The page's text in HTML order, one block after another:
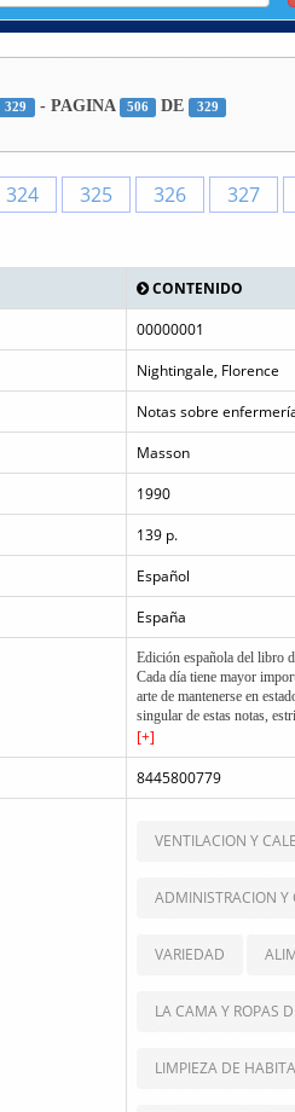
329 - PAGINA 506 DE 329
324 325 326 327
CONTENIDO
00000001
Nightingale, Florence
Notas sobre
Masson
1990
139 p.
Español
España
Edición española del libro
Cada día tiene mayor
arte de mantenerse en
singular de estas notas,
los enfermos, que tienen
conclusiones de más de
ejercicio de su profesión,
[+]
8445800779
VENTILACION Y
ADMINISTRACION Y
VARIEDAD
LA CAMA Y ROPAS
LIMPIEZA DE